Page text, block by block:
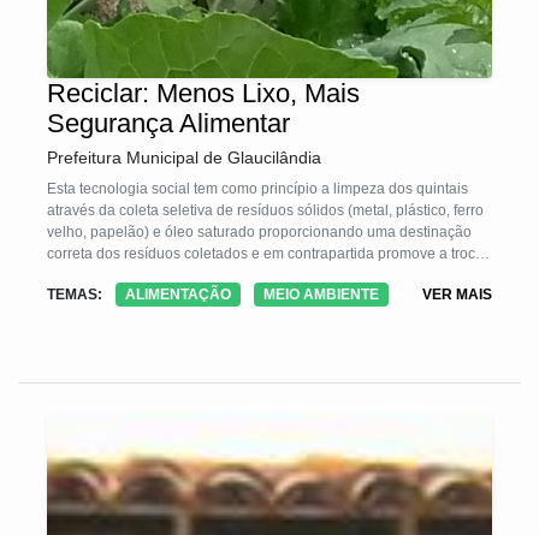
Reciclar: Menos Lixo, Mais
Segurança Alimentar
Prefeitura Municipal de Glaucilândia
Esta tecnologia social tem como princípio a limpeza dos quintais
através da coleta seletiva de resíduos sólidos (metal, plástico, ferro
velho, papelão) e óleo saturado proporcionando uma destinação
correta dos resíduos coletados e em contrapartida promove a troca
hortaliças. Conscientiza os agricultores, promove a produção de
pela ingestão de plástico e a contaminação do lençol freático e
TEMAS: ALIMENTAÇÃO MEIO AMBIENTE VER MAIS